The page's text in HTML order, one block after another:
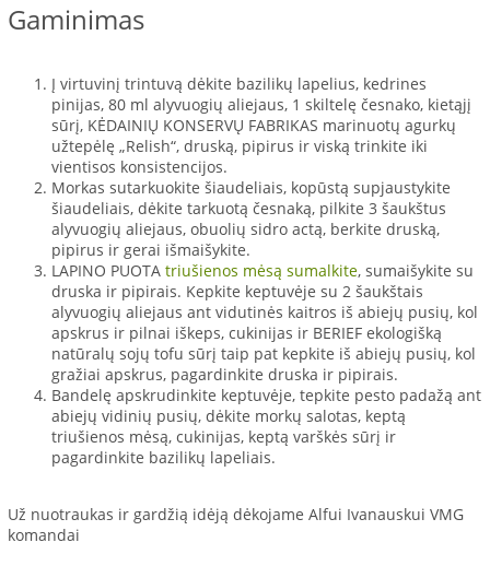
Gaminimas
Į virtuvinį trintuvą dėkite bazilikų lapelius, kedrines
pinijas, 80 ml alyvuogių aliejaus, 1 skiltelę česnako, kietąjį
sūrį, KĖDAINIŲ KONSERVŲ FABRIKAS marinuotų agurkų
užtepėlę „Relish“, druską, pipirus ir viską trinkite iki
vientisos konsistencijos.
Morkas sutarkuokite šiaudeliais, kopūstą supjaustykite
šiaudeliais, dėkite tarkuotą česnaką, pilkite 3 šaukštus
alyvuogių aliejaus, obuolių sidro actą, berkite druską,
pipirus ir gerai išmaišykite.
LAPINO PUOTA triušienos mėsą sumalkite, sumaišykite su
druska ir pipirais. Kepkite keptuvėje su 2 šaukštais
alyvuogių aliejaus ant vidutinės kaitros iš abiejų pusių, kol
apskrus ir pilnai iškeps, cukinijas ir BERIEF ekologišką
natūralų sojų tofu sūrį taip pat kepkite iš abiejų pusių, kol
gražiai apskrus, pagardinkite druska ir pipirais.
Bandelę apskrudinkite keptuvėje, tepkite pesto padažą ant
abiejų vidinių pusių, dėkite morkų salotas, keptą
triušienos mėsą, cukinijas, keptą varškės sūrį ir
pagardinkite bazilikų lapeliais.
Už nuotraukas ir gardžią idėją dėkojame Alfui Ivanauskui VMG
komandai